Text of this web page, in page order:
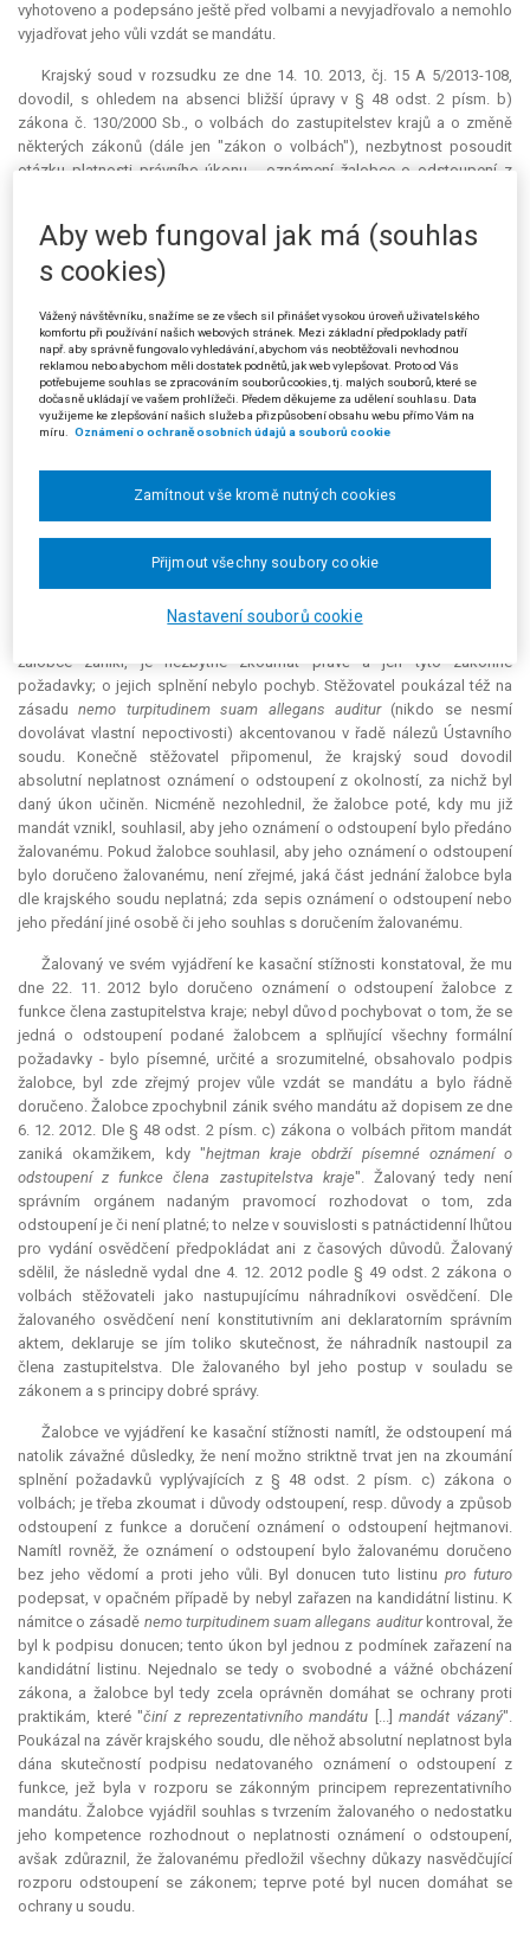
vyhotoveno a podepsáno ještě před volbami a nevyjadřovalo a nemohlo
vyjadřovat jeho vůli vzdát se mandátu.
Krajský soud v rozsudku ze dne 14. 10. 2013, čj. 15 A 5/2013-108,
dovodil, s ohledem na absenci bližší úpravy v § 48 odst. 2 písm. b)
zákona č. 130/2000 Sb., o volbách do zastupitelstev krajů a o změně
některých zákonů (dále jen "zákon o volbách"), nezbytnost posoudit
otázku platnosti právního úkonu - oznámení žalobce o odstoupení z
Krajský soud se zabýval charakterem mandátu zastupitele kraje
a dospěl k názoru o reprezentativní povaze tohoto mandátu, z čehož
vyvodil právní závěr o absolutní neplatnosti oznámení žalobce o
odstoupení z funkce člena zastupitelstva kraje ve smyslu § 39
občanského zákoníku z roku 1964, a to pro rozpor účelu tohoto
právního úkonu s krajským zřízením, resp. s principem volného mandátu.
Dle krajského soudu byl účelem nedatovaného oznámení o odstoupení
žalobce z funkce zastupitele kraje závazek politické straně, neboť úkon
byl podepsán před zařazením žalobce na kandidátní listinu, jako
podmínka tohoto zařazení a jako pojistka tzv. politického přeběhlictví. V
zúčastněné na řízení jako náhradníkovi.
Proti rozsudku krajského soudu podala kasační stížnost osoba
zúčastněná na řízení (stěžovatel). Dle stěžovatele
zastupitelstva zaniká dle § 48 odst. 2 písm. c) zákona o volbách
doručením oznámení o odstoupení z funkce člena zastupitelstva kraje
žalobce zanikl, je nezbytné zkoumat právě a jen tyto zákonné
požadavky; o jejich splnění nebylo pochyb. Stěžovatel poukázal též na
zásadunemo turpitudinem suam allegans auditur (nikdo se nesmí
dovolávat vlastní nepoctivosti) akcentovanou v řadě nálezů Ústavního
soudu. Konečně stěžovatel připomenul, že krajský soud dovodil
absolutní neplatnost oznámení o odstoupení z okolností, za nichž byl
daný úkon učiněn. Nicméně nezohlednil, že žalobce poté, kdy mu již
mandát vznikl, souhlasil, aby jeho oznámení o odstoupení bylo předáno
žalovanému. Pokud žalobce souhlasil, aby jeho oznámení o odstoupení
bylo doručeno žalovanému, není zřejmé, jaká část jednání žalobce byla
dle krajského soudu neplatná; zda sepis oznámení o odstoupení nebo
jeho předání jiné osobě či jeho souhlas s doručením žalovanému.
Žalovaný ve svém vyjádření ke kasační stížnosti konstatoval, že mu
dne 22. 11. 2012 bylo doručeno oznámení o odstoupení žalobce z
funkce člena zastupitelstva kraje; nebyl důvod pochybovat o tom, že se
jedná o odstoupení podané žalobcem a splňující všechny formální
požadavky - bylo písemné, určité a srozumitelné, obsahovalo podpis
žalobce, byl zde zřejmý projev vůle vzdát se mandátu a bylo řádně
doručeno. Žalobce zpochybnil zánik svého mandátu až dopisem ze dne
6. 12. 2012. Dle § 48 odst. 2 písm. c) zákona o volbách přitom mandát
zaniká okamžikem, kdy "hejtman kraje obdrží písemné oznámení o
odstoupení z funkce člena zastupitelstva kraje". Žalovaný tedy není
správním orgánem nadaným pravomocí rozhodovat o tom, zda
odstoupení je či není platné; to nelze v souvislosti s patnáctidenní lhůtou
pro vydání osvědčení předpokládat ani z časových důvodů. Žalovaný
sdělil, že následně vydal dne 4. 12. 2012 podle § 49 odst. 2 zákona o
volbách stěžovateli jako nastupujícímu náhradníkovi osvědčení. Dle
žalovaného osvědčení není konstitutivním ani deklaratorním správním
aktem, deklaruje se jím toliko skutečnost, že náhradník nastoupil za
člena zastupitelstva. Dle žalovaného byl jeho postup v souladu se
zákonem a s principy dobré správy.
Žalobce ve vyjádření ke kasační stížnosti namítl, že odstoupení má
natolik závažné důsledky, že není možno striktně trvat jen na zkoumání
splnění požadavků vyplývajících z § 48 odst. 2 písm. c) zákona o
volbách; je třeba zkoumat i důvody odstoupení, resp. důvody a způsob
odstoupení z funkce a doručení oznámení o odstoupení hejtmanovi.
Namítl rovněž, že oznámení o odstoupení bylo žalovanému doručeno
bez jeho vědomí a proti jeho vůli. Byl donucen tuto listinupro futuro
podepsat, v opačném případě by nebyl zařazen na kandidátní listinu. K
námitce o zásadě nemoturpitudinem suam allegans auditur kontroval, že
byl k podpisu donucen; tento úkon byl jednou z podmínek zařazení na
kandidátní listinu. Nejednalo se tedy o svobodné a vážné obcházení
zákona, a žalobce byl tedy zcela oprávněn domáhat se ochrany proti
praktikám, které "činí z reprezentativního mandátu [...]mandát vázaný".
Poukázal na závěr krajského soudu, dle něhož absolutní neplatnost byla
dána skutečností podpisu nedatovaného oznámení o odstoupení z
funkce, jež byla v rozporu se zákonným principem reprezentativního
mandátu. Žalobce vyjádřil souhlas s tvrzením žalovaného o nedostatku
jeho kompetence rozhodnout o neplatnosti oznámení o odstoupení,
avšak zdůraznil, že žalovanému předložil všechny důkazy nasvědčující
rozporu odstoupení se zákonem; teprve poté byl nucen domáhat se
ochrany u soudu.
Aby web fungoval jak má (souhlas
s cookies)
Vážený návštěvníku, snažíme se ze všech sil přinášet vysokou úroveň uživatelského
komfortu při používání našich webových stránek. Mezi základní předpoklady patří
např. aby správně fungovalo vyhledávání, abychom vás neobtěžovali nevhodnou
reklamou nebo abychom měli dostatek podnětů, jak web vylepšovat. Proto od Vás
potřebujeme souhlas se zpracováním souborů cookies, tj. malých souborů, které se
dočasně ukládají ve vašem prohlížeči. Předem děkujeme za udělení souhlasu. Data
využijeme ke zlepšování našich služeb a přizpůsobení obsahu webu přímo Vám na
míru. Oznámení o ochraně osobních údajů a souborů cookie
Nastavení souborů cookie
Zamítnout vše kromě nutných cookies
Přijmout všechny soubory cookie